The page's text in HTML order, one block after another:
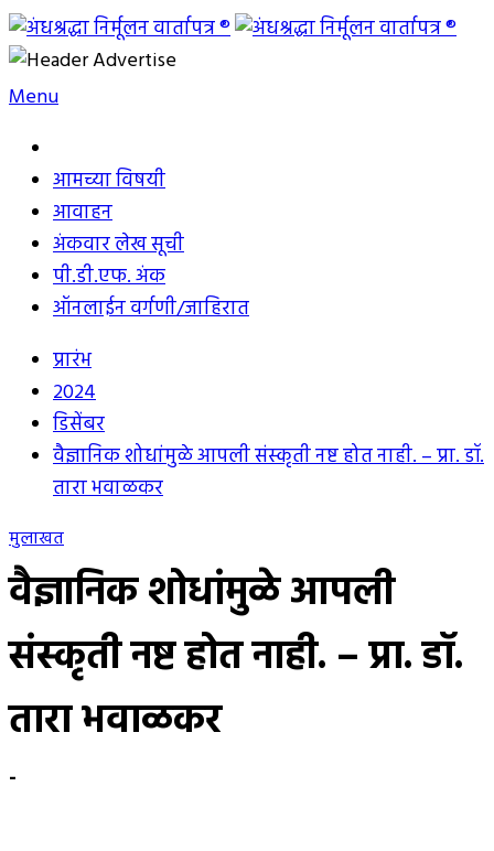
Skip
to
content
अंधश्रद्धा निर्मूलन वार्तापत्र ®
महाराष्ट्र अंधश्रद्धा निर्मूलन समिती™चे मुखपत्र
Menu
आमच्या विषयी
आवाहन
अंकवार लेख सूची
पी.डी.एफ. अंक
ऑनलाईन वर्गणी/जाहिरात
प्रारंभ
2024
डिसेंबर
वैज्ञानिक शोधांमुळे आपली संस्कृती नष्ट होत नाही. – प्रा. डॉ.
तारा भवाळकर
मुलाखत
वैज्ञानिक शोधांमुळे आपली
संस्कृती नष्ट होत नाही. – प्रा. डॉ.
तारा भवाळकर
-